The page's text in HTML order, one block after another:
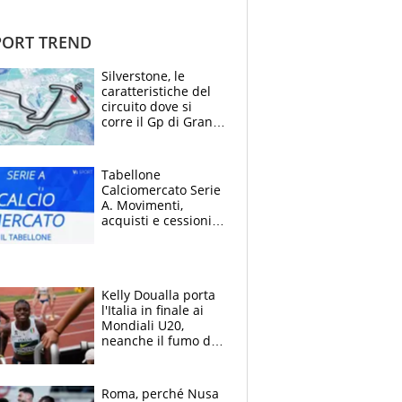
TREND
Silverstone, le
caratteristiche del
circuito dove si
corre il Gp di Gran
Tabellone
Calciomercato Serie
A. Movimenti,
acquisti e cessioni:
Kelly Doualla porta
l'Italia in finale ai
Mondiali U20,
neanche il fumo di
Roma, perché Nusa